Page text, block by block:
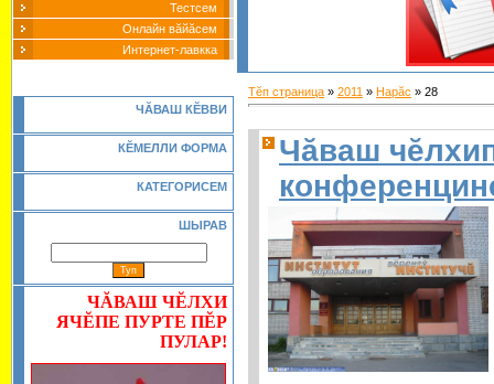
Тестсем
Онлайн вăйăсем
Интернет-лавкка
ЧĂВАШ КĔВВИ
КĔМЕЛЛИ ФОРМА
КАТЕГОРИСЕМ
ШЫРАВ
ЧĂВАШ ЧĔЛХИ
ЯЧĔПЕ ПУРТЕ ПĔР
ПУЛАР!
Тĕп страница » 2011 » Нарăс » 28
Чăваш